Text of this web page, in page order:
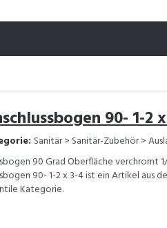
90- 1-2
Sanitär > Sanitär-Zubehör >
90 Grad Oberfläche verchromt
90- 1-2 x 3-4 ist ein Artikel aus
Kategorie.